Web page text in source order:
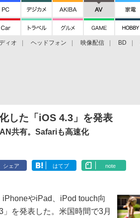
ィオ ヘッドフォン 映像配信 BD
した「iOS 4.3」を発表
共有。Safariも高速化
シェア はてブ note
やiPad、iPod touch向
を発表した。米国時間で3月